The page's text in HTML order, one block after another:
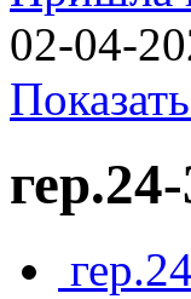
02-04-